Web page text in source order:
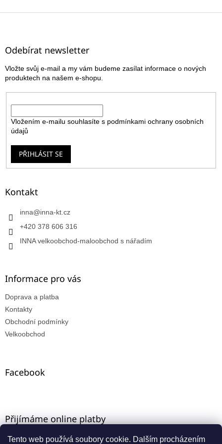
Tento web používá soubory cookie. Dalším procházením
Z
Odebírat newsletter
Vložte svůj e-mail a my vám budeme zasílat informace o nových
produktech na našem e-shopu.
Vložením e-mailu souhlasíte s podmínkami ochrany osobních
údajů
PŘIHLÁSIT SE
Kontakt
inna@inna-kt.cz
+420 378 606 316
INNA velkoobchod-maloobchod s nářadím
Informace pro vás
Doprava a platba
Kontakty
Obchodní podmínky
Velkoobchod
Facebook
Přijímáme online platby